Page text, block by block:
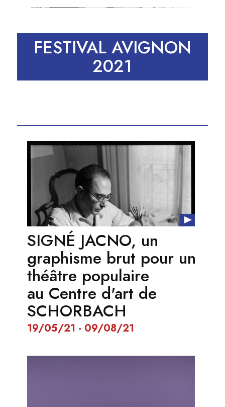
FESTIVAL AVIGNON
2021
SIGNÉ JACNO, un
graphisme brut pour un
théâtre populaire
au Centre d'art de
SCHORBACH
19/05/21 - 09/08/21